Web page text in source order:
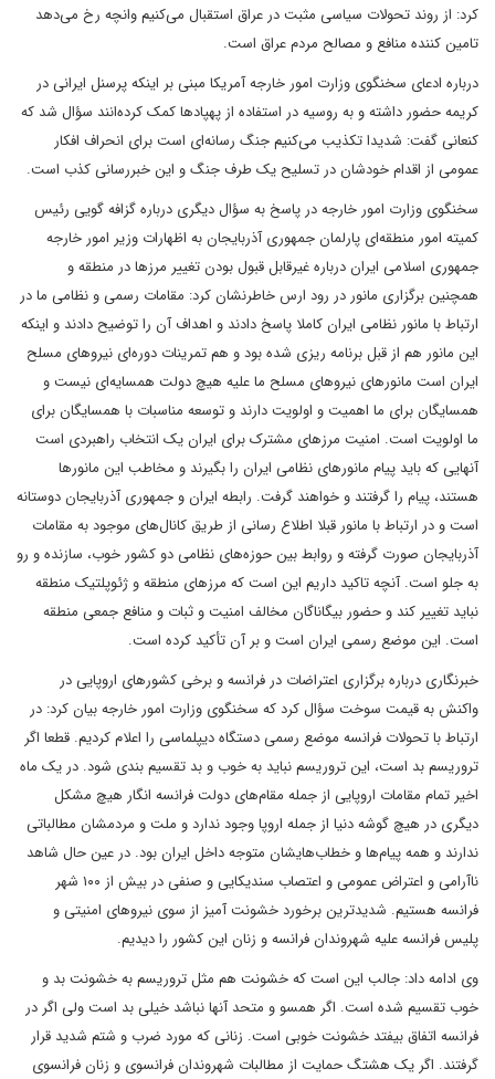
کرد: از روند تحولات سیاسی مثبت در عراق استقبال می‌کنیم وانچه رخ می‌دهد
تامین کننده منافع و مصالح مردم عراق است.
درباره ادعای سخنگوی وزارت امور خارجه آمریکا مبنی بر اینکه پرسنل ایرانی در
کریمه حضور داشته و به روسیه در استفاده از پهپادها کمک کرده‌انند سؤال شد که
کنعانی گفت:‌ شدیدا تکذیب می‌کنیم جنگ رسانه‌ای است برای انحراف افکار
عمومی از اقدام خودشان در تسلیح یک طرف جنگ و این خبررسانی کذب است.
سخنگوی وزارت امور خارجه در پاسخ به سؤال دیگری درباره گزافه گویی رئیس
کمیته امور منطقه‌ای پارلمان جمهوری آذربایجان به اظهارات وزیر امور خارجه
جمهوری اسلامی ایران درباره غیرقابل قبول بودن تغییر مرزها در منطقه و
همچنین برگزاری مانور در رود ارس خاطرنشان کرد: مقامات رسمی و نظامی ما در
ارتباط با مانور نظامی ایران کاملا پاسخ دادند و اهداف آن را توضیح دادند و اینکه
این مانور هم از قبل برنامه ریزی شده بود و هم تمرینات دوره‌ای نیروهای مسلح
ایران است مانورهای نیروهای مسلح ما علیه هیچ دولت همسایه‌ای نیست و
همسایگان برای ما اهمیت و اولویت دارند و توسعه مناسبات با همسایگان برای
ما اولویت است. امنیت مرزهای مشترک برای ایران یک انتخاب راهبردی است
آنهایی که باید پیام مانورهای نظامی ایران را بگیرند و مخاطب این مانورها
هستند، پیام را گرفتند و خواهند گرفت. رابطه ایران و جمهوری آذربایجان دوستانه
است و در ارتباط با مانور قبلا اطلاع رسانی از طریق کانال‌های موجود به مقامات
آذربایجان صورت گرفته و روابط بین حوزه‌های نظامی دو کشور خوب، سازنده و رو
به جلو است. آنچه تاکید داریم این است که مرزهای منطقه و ژئوپلتیک منطقه
نباید تغییر کند و حضور بیگاناگان مخالف امنیت و ثبات و منافع جمعی منطقه
است. این موضع رسمی ایران است و بر آن تأکید کرده است.
خبرنگاری درباره برگزاری اعتراضات در فرانسه و برخی کشورهای اروپایی در
واکنش به قیمت سوخت سؤال کرد که سخنگوی وزارت امور خارجه بیان کرد: در
ارتباط با تحولات فرانسه موضع رسمی دستگاه دیپلماسی را اعلام کردیم. قطعا اگر
تروریسم بد است، این تروریسم نباید به خوب و بد تقسیم بندی شود. در یک ماه
اخیر تمام مقامات اروپایی از جمله مقام‌های دولت فرانسه انگار هیچ مشکل
دیگری در هیچ گوشه دنیا از جمله اروپا وجود ندارد و ملت و مردمشان مطالباتی
ندارند و همه پیام‌ها و خطاب‌هایشان متوجه داخل ایران بود. در عین حال شاهد
ناآرامی و اعتراض عمومی و اعتصاب سندیکایی و صنفی در بیش از ۱۰۰ شهر
فرانسه هستیم. شدیدترین برخورد خشونت آمیز از سوی نیروهای امنیتی و
پلیس فرانسه علیه شهروندان فرانسه و زنان این کشور را دیدیم.
وی ادامه داد: جالب این است که خشونت هم مثل تروریسم به خشونت بد و
خوب تقسیم شده است. اگر همسو و متحد آنها نباشد خیلی بد است ولی اگر در
فرانسه اتفاق بیفتد خشونت خوبی است. زنانی که مورد ضرب و شتم شدید قرار
گرفتند. اگر یک هشتگ حمایت از مطالبات شهروندان فرانسوی و زنان فرانسوی